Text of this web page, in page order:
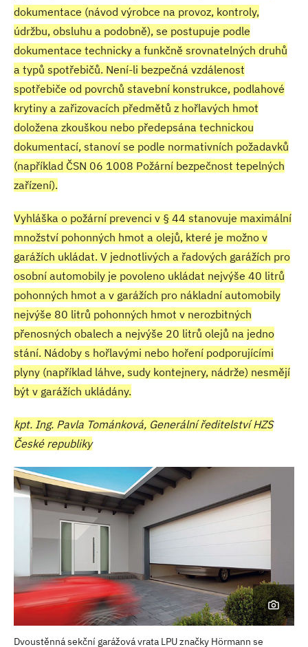
dokumentace (návod výrobce na provoz, kontroly,
údržbu, obsluhu a podobně), se postupuje podle
dokumentace technicky a funkčně srovnatelných druhů
a typů spotřebičů. Není-li bezpečná vzdálenost
spotřebiče od povrchů stavební konstrukce, podlahové
krytiny a zařizovacích předmětů z hořlavých hmot
doložena zkouškou nebo předepsána technickou
dokumentací, stanoví se podle normativních požadavků
(například ČSN 06 1008 Požární bezpečnost tepelných
zařízení).
Vyhláška o požární prevenci v § 44 stanovuje maximální
množství pohonných hmot a olejů, které je možno v
garážích ukládat. V jednotlivých a řadových garážích pro
osobní automobily je povoleno ukládat nejvýše 40 litrů
pohonných hmot a v garážích pro nákladní automobily
nejvýše 80 litrů pohonných hmot v nerozbitných
přenosných obalech a nejvýše 20 litrů olejů na jedno
stání. Nádoby s hořlavými nebo hoření podporujícími
plyny (například láhve, sudy kontejnery, nádrže) nesmějí
být v garážích ukládány.
kpt. Ing. Pavla Tománková, Generální ředitelství HZS
České republiky
Dvoustěnná sekční garážová vrata LPU značky Hörmann se